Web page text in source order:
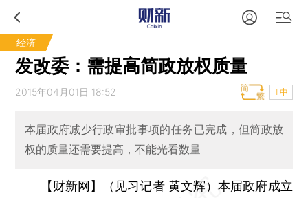
经济
发改委：需提高简政放权质量
2015年04月01日 18:52 T中
本届政府减少行政审批事项的任务已完成，但简政放
权的质量还需要提高，不能光看数量
【财新网】（见习记者 黄文辉）本届政府成立